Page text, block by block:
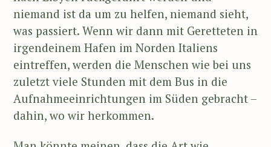
niemand ist da um zu helfen, niemand sieht,
was passiert. Wenn wir dann mit Geretteten in
irgendeinem Hafen im Norden Italiens
eintreffen, werden die Menschen wie bei uns
zuletzt viele Stunden mit dem Bus in die
Aufnahmeeinrichtungen im Süden gebracht –
dahin, wo wir herkommen.